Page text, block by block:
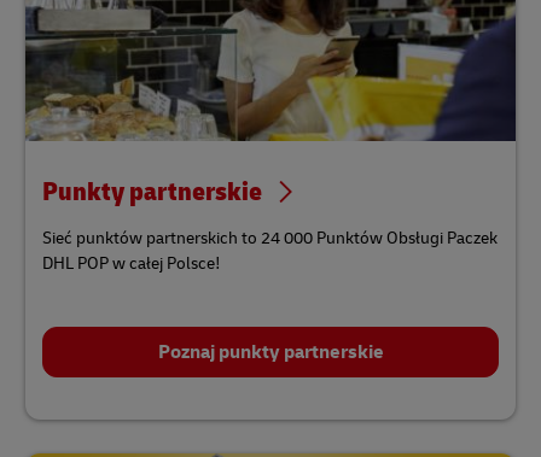
Punkty partnerskie
Sieć punktów partnerskich to 24 000 Punktów Obsługi Paczek
DHL POP w całej Polsce!
Poznaj punkty partnerskie